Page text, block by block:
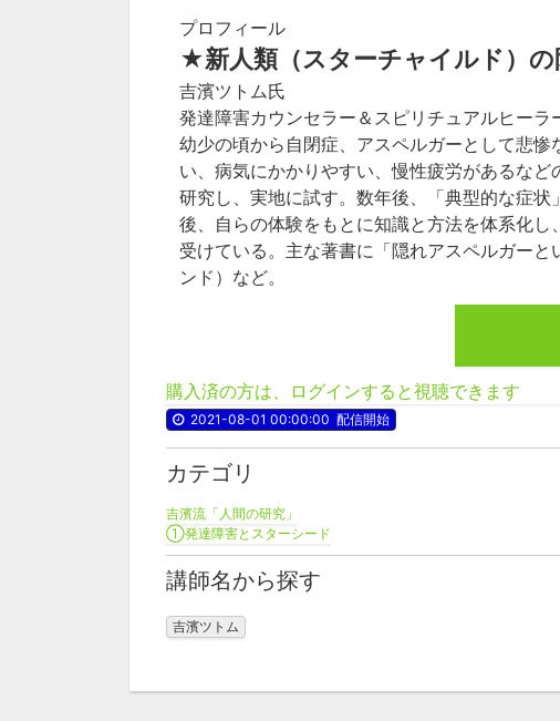
プロフィール
★新人類（スターチャイルド）の
吉濱ツトム氏
発達障害カウンセラー＆スピリチュアルヒーラ
幼少の頃から自閉症、アスペルガーとして悲
い、病気にかかりやすい、慢性疲労があるな
研究し、実地に試す。数年後、「典型的な症
後、自らの体験をもとに知識と方法を体系化
受けている。主な著書に「隠れアスペルガー
ンド）など。
購入済の方は、ログインすると視聴できます
2021-08-01 00:00:00 配信開始
カテゴリ
吉濱流「人間の研究」
①発達障害とスターシード
講師名から探す
吉濱ツトム